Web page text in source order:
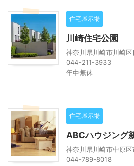
住宅展示場
川崎住宅公園
神奈川県川崎市川崎
044-211-3933
年中無休
住宅展示場
ABCハウジング
神奈川県川崎市中原
044-789-8018